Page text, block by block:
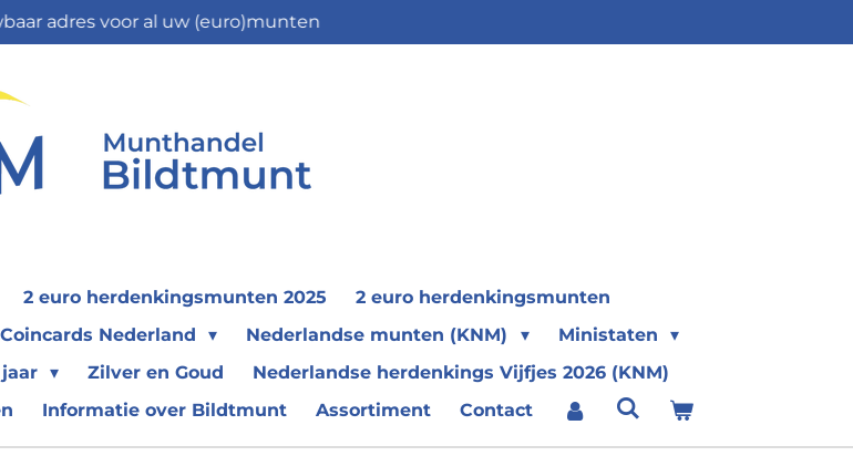
adres voor al uw (euro)munten
2 euro herdenkingsmunten 2025
2 euro herdenkingsmunten
Coincards Nederland Nederlandse munten (KNM)
Ministaten
Zilver en Goud
Nederlandse herdenkings Vijfjes 2026 (KNM)
Informatie over Bildtmunt Assortiment Contact